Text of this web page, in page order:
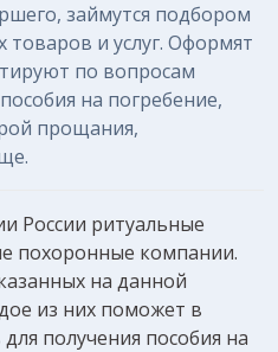
займутся подбором
и услуг. Оформят
по вопросам
на погребение,
прощания,
России ритуальные
похоронные компании.
на данной
из них поможет в
получения пособия на